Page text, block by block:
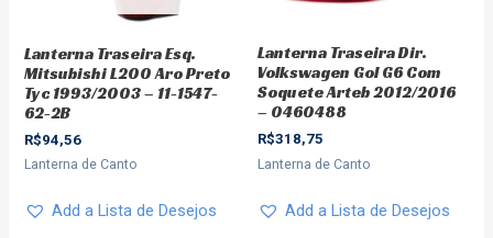
Lanterna Traseira Esq.
Mitsubishi L200 Aro Preto
Tyc 1993/2003 – 11-1547-
62-2B
R$94,56
Lanterna de Canto
Add a Lista de Desejos
Lanterna Traseira Dir.
Volkswagen Gol G6 Com
Soquete Arteb 2012/2016
– 0460488
R$318,75
Lanterna de Canto
Add a Lista de Desejos